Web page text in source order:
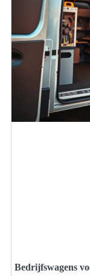
Bedrijfswagens